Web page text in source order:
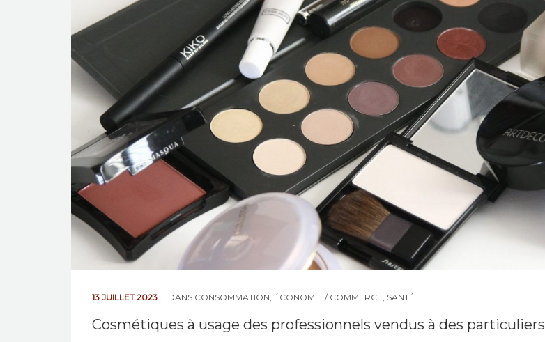
13 JUILLET 2023 DANS CONSOMMATION ÉCONOMIE / COMMERCE SANTÉ
Cosmétiques à usage des professionnels vendus à des particuliers